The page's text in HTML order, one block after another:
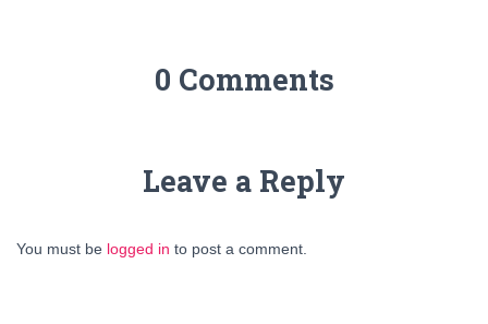
0 Comments
Leave a Reply
You must be logged in to post a comment.